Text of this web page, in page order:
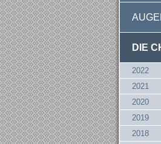
DIE
2022
2021
2020
2019
2018